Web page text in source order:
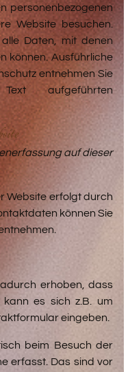
personenbezogenen
Website besuchen.
Daten, mit denen
können. Ausführliche
entnehmen Sie
aufgeführten
auf dieser
Website erfolgt durch
können Sie
erhoben, dass
kann es sich z.B. um
eingeben.
beim Besuch der
erfasst. Das sind vor